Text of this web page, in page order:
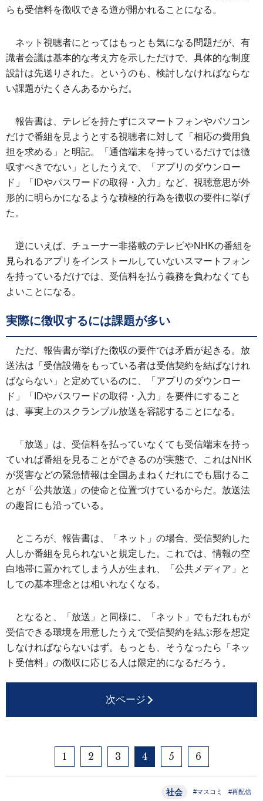
らも受信料を徴収できる道が開かれることになる。
ネット視聴者にとってはもっとも気になる問題だが、有
識者会議は基本的な考え方を示しただけで、具体的な制度
設計は先送りされた。というのも、検討しなければならな
い課題がたくさんあるからだ。
報告書は、テレビを持たずにスマートフォンやパソコン
だけで番組を見ようとする視聴者に対して「相応の費用負
担を求める」と明記。「通信端末を持っているだけでは徴
収すべきでない」としたうえで、「アプリのダウンロー
ド」「IDやパスワードの取得・入力」など、視聴意思が外
形的に明らかになるような積極的行為を徴収の要件に挙げ
た。
逆にいえば、チューナー非搭載のテレビやNHKの番組を
見られるアプリをインストールしていないスマートフォン
を持っているだけでは、受信料を払う義務を負わなくても
よいことになる。
実際に徴収するには課題が多い
ただ、報告書が挙げた徴収の要件では矛盾が起きる。放
送法は「受信設備をもっている者は受信契約を結ばなけれ
ばならない」と定めているのに、「アプリのダウンロー
ド」「IDやパスワードの取得・入力」を要件にすること
は、事実上のスクランブル放送を容認することになる。
「放送」は、受信料を払っていなくても受信端末を持っ
ていれば番組を見ることができるのが実態で、これはNHK
が災害などの緊急情報は全国あまねくだれにでも届けるこ
とが「公共放送」の使命と位置づけているからだ。放送法
の趣旨にも沿っている。
ところが、報告書は、「ネット」の場合、受信契約した
人しか番組を見られないと規定した。これでは、情報の空
白地帯に置かれてしまう人が生まれ、「公共メディア」と
しての基本理念とは相いれなくなる。
となると、「放送」と同様に、「ネット」でもだれもが
受信できる環境を用意したうえで受信契約を結ぶ形を想定
しなければならないはず。もっとも、そうなったら「ネッ
ト受信料」の徴収に応じる人は限定的になるだろう。
次ページ
1 2 3 4 5 6
社会 #マスコミ #再配信